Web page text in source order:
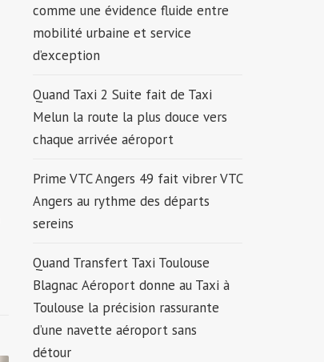
comme une évidence fluide entre
mobilité urbaine et service
d’exception
Quand Taxi 2 Suite fait de Taxi
Melun la route la plus douce vers
chaque arrivée aéroport
Prime VTC Angers 49 fait vibrer VTC
Angers au rythme des départs
sereins
Quand Transfert Taxi Toulouse
Blagnac Aéroport donne au Taxi à
Toulouse la précision rassurante
d’une navette aéroport sans
détour